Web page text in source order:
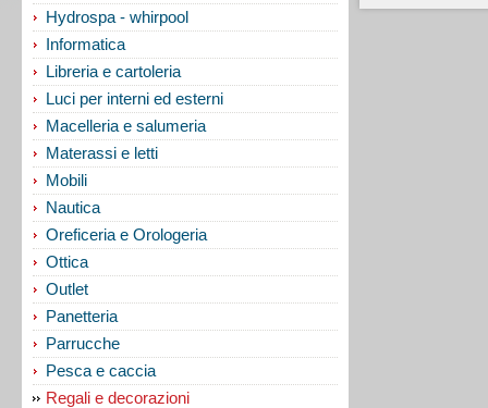
Hydrospa - whirpool
Informatica
Libreria e cartoleria
Luci per interni ed esterni
Macelleria e salumeria
Materassi e letti
Mobili
Nautica
Oreficeria e Orologeria
Ottica
Outlet
Panetteria
Parrucche
Pesca e caccia
Regali e decorazioni